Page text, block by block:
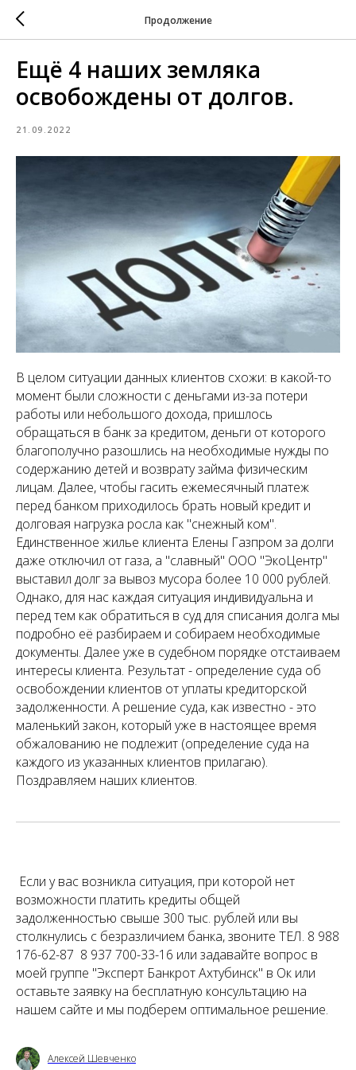
Продолжение
Ещё 4 наших земляка
освобождены от долгов.
21.09.2022
В целом ситуации данных клиентов схожи: в какой-то
момент были сложности с деньгами из-за потери
работы или небольшого дохода, пришлось
обращаться в банк за кредитом, деньги от которого
благополучно разошлись на необходимые нужды по
содержанию детей и возврату займа физическим
лицам. Далее, чтобы гасить ежемесячный платеж
перед банком приходилось брать новый кредит и
долговая нагрузка росла как "снежный ком".
Единственное жилье клиента Елены Газпром за долги
даже отключил от газа, а "славный" ООО "ЭкоЦентр"
выставил долг за вывоз мусора более 10 000 рублей.
Однако, для нас каждая ситуация индивидуальна и
перед тем как обратиться в суд для списания долга мы
подробно её разбираем и собираем необходимые
документы. Далее уже в судебном порядке отстаиваем
интересы клиента. Результат - определение суда об
освобождении клиентов от уплаты кредиторской
задолженности. А решение суда, как известно - это
маленький закон, который уже в настоящее время
обжалованию не подлежит (определение суда на
каждого из указанных клиентов прилагаю).
Поздравляем наших клиентов.
Если у вас возникла ситуация, при которой нет
возможности платить кредиты общей
задолженностью свыше 300 тыс. рублей или вы
столкнулись с безразличием банка, звоните ТЕЛ. 8 988
176-62-87 8 937 700-33-16 или задавайте вопрос в
моей группе "Эксперт Банкрот Ахтубинск" в Ок или
оставьте заявку на бесплатную консультацию на
нашем сайте и мы подберем оптимальное решение.
Алексей Шевченко